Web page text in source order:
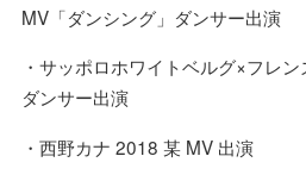
MV「ダンシング」ダンサー出演
・サッポロホワイトベルグ×フレ
ダンサー出演
・⻄野カナ 2018 某 MV 出演